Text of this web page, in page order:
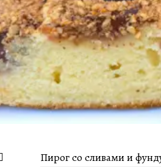
Пирог со сливами и